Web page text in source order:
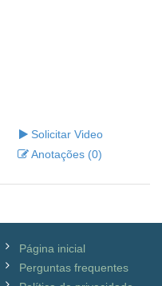
Solicitar Video
Anotações (0)
Página inicial
Perguntas frequentes